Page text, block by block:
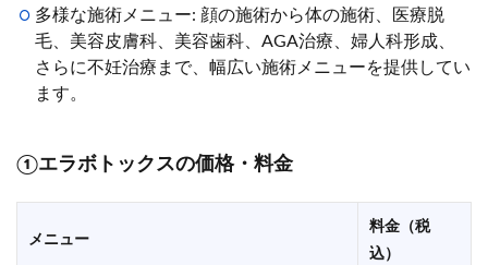
多様な施術メニュー: 顔の施術から体の施術、医療脱
毛、美容皮膚科、美容歯科、AGA治療、婦人科形成、
さらに不妊治療まで、幅広い施術メニューを提供してい
ます。
①エラボトックスの価格・料金
メニュー
料金（税
込）